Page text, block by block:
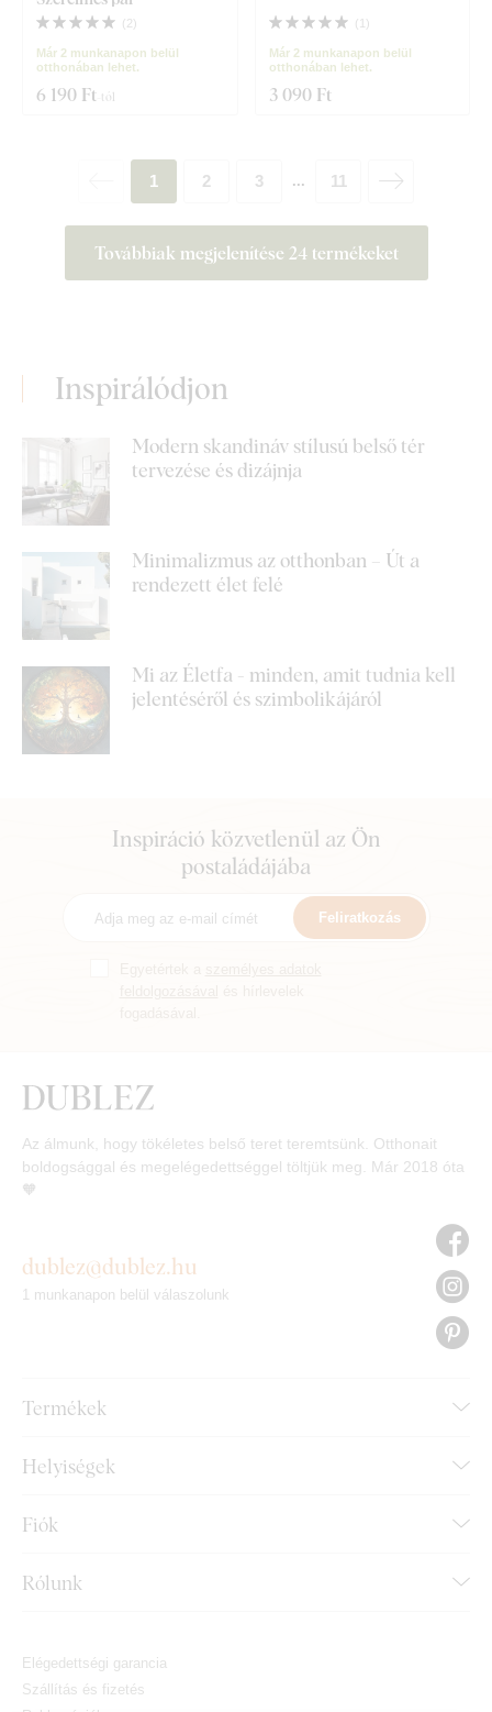
( 2)
Már 2 munkanapon belül
otthonában lehet.
6 190 Ft -tól
( 1 )
Már 2 munkanapon belül
otthonában lehet.
3 090 Ft
Továbbiak megjelenítése 24 termékeket
1 2 3 ... 11
Inspirálódjon
Modern skandináv stílusú belső tér
tervezése és dizájnja
Minimalizmus az otthonban – Út a
rendezett élet felé
Mi az Életfa - minden, amit tudnia kell
jelentéséről és szimbolikájáról
Inspiráció közvetlenül az Ön
postaládájába
Feliratkozás
Az álmunk, hogy tökéletes belső teret teremtsünk. Otthonait
boldogsággal és megelégedettséggel töltjük meg. Már 2018 óta
🧡
Termékek
Helyiségek
Fiók
Rólunk
dublez@dublez.hu
1 munkanapon belül válaszolunk
Elégedettségi garancia
Szállítás és fizetés